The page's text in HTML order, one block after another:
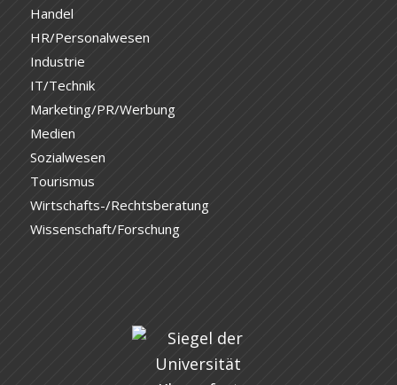
Handel
HR/Personalwesen
Industrie
IT/Technik
Marketing/PR/Werbung
Medien
Sozialwesen
Tourismus
Wirtschafts-/Rechtsberatung
Wissenschaft/Forschung